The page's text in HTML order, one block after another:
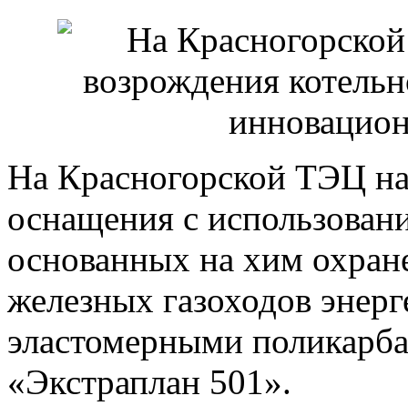
На Красногорской ТЭЦ
оснащения с
основанных на хим
железных газоходов
эластомерными
«Экстраплан 501».